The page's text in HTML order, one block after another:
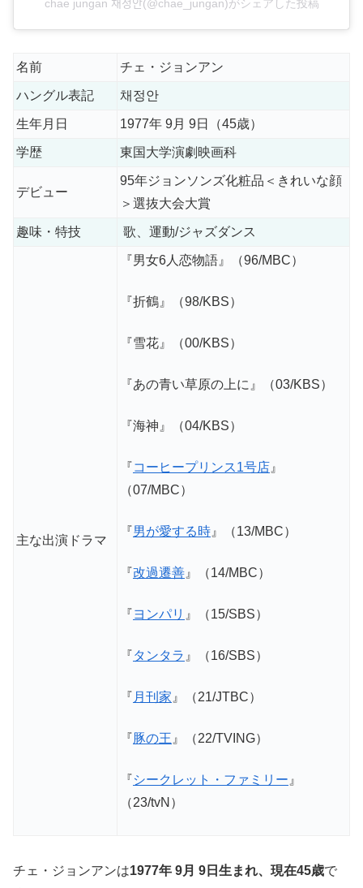
chae jungan 채정안(@chae_jungan)がシェアした投稿
名前 チェ・ジョンアン
ハングル表記 채정안
生年月日 1977年 9月 9日（45歳）
学歴 東国大学演劇映画科
デビュー
95年ジョンソンズ化粧品＜きれいな顔
＞選抜大会大賞
趣味・特技 歌、運動/ジャズダンス
主な出演ドラマ
『男女6人恋物語』（96/MBC）
『折鶴』（98/KBS）
『雪花』（00/KBS）
『あの青い草原の上に』（03/KBS）
『海神』（04/KBS）
『コーヒープリンス1号店 』
（07/MBC）
『男が愛する時 』（13/MBC）
『改過遷善 』（14/MBC）
『ヨンパリ 』（15/SBS）
『タンタラ 』（16/SBS）
『 月刊家 』（21/JTBC）
『豚の王 』（22/TVING）
『シークレット・ファミリー 』
（23/tvN）
チェ・ジョンアンは1977年 9月 9日生まれ、現在45歳で